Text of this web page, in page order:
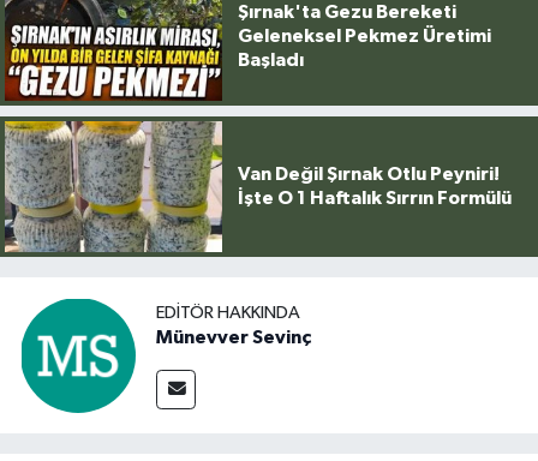
Şırnak'ta Gezu Bereketi
Geleneksel Pekmez Üretimi
Başladı
Van Değil Şırnak Otlu Peyniri!
İşte O 1 Haftalık Sırrın Formülü
EDITÖR HAKKINDA
Münevver Sevinç